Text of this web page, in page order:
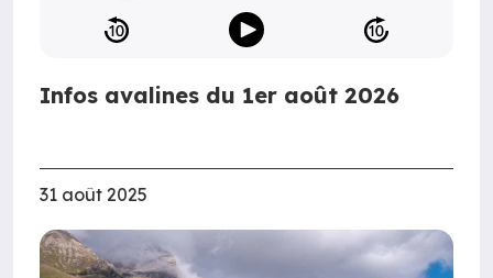
Infos avalines du 1er août 2026
31 août 2025